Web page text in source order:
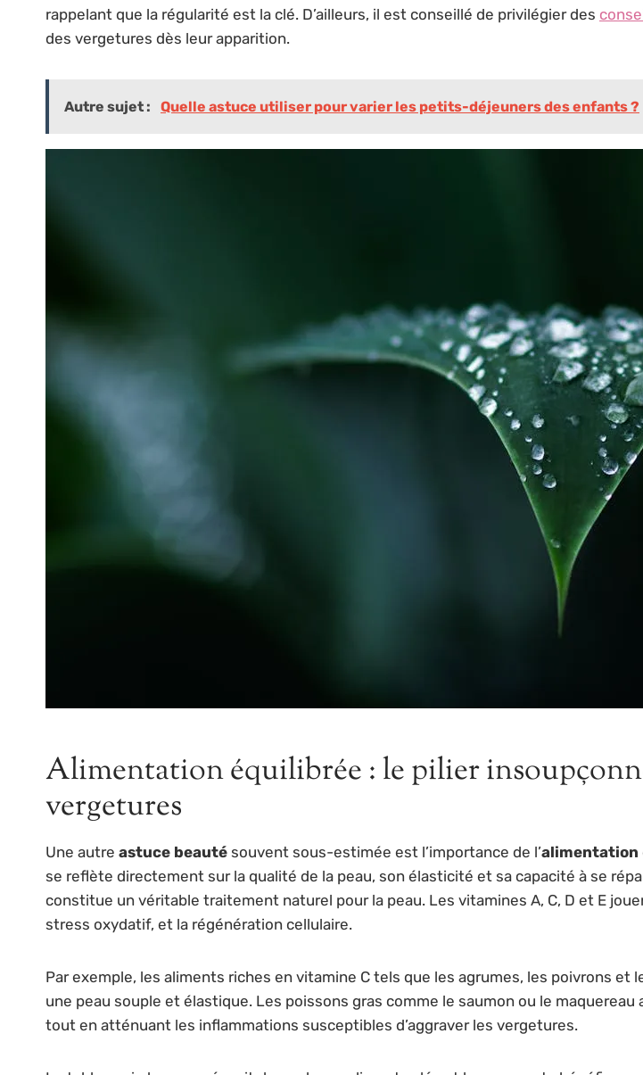
rappelant que la régularité est la clé. D’ailleurs, il est conseillé de privilégier des
des vergetures dès leur apparition.
Autre sujet : Quelle astuce utiliser pour varier les petits-déjeuners des enfants ?
Alimentation équilibrée : le pilier
vergetures
Une autre astuce beauté souvent sous-estimée est l’importance de l’alimentation
se reflète directement sur la qualité de la peau, son élasticité et sa capacité à se
constitue un véritable traitement naturel pour la peau. Les vitamines A, C, D et E
stress oxydatif, et la régénération cellulaire.
Par exemple, les aliments riches en vitamine C tels que les agrumes, les poivrons
une peau souple et élastique. Les poissons gras comme le saumon ou le
tout en atténuant les inflammations susceptibles d’aggraver les vergetures.